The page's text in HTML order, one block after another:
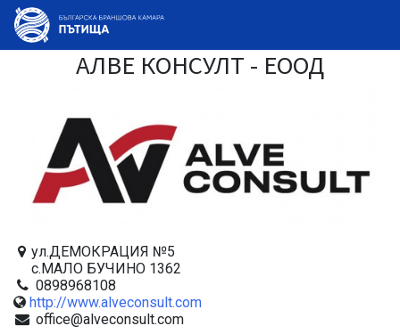
АЛВЕ КОНСУЛТ - ЕООД
ул.ДЕМОКРАЦИЯ №5
с.МАЛО БУЧИНО 1362
0898968108
http://www.alveconsult.com
office@alveconsult.com